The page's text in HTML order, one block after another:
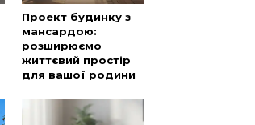
Проект будинку з
мансардою:
розширюємо
життєвий простір
для вашої родини